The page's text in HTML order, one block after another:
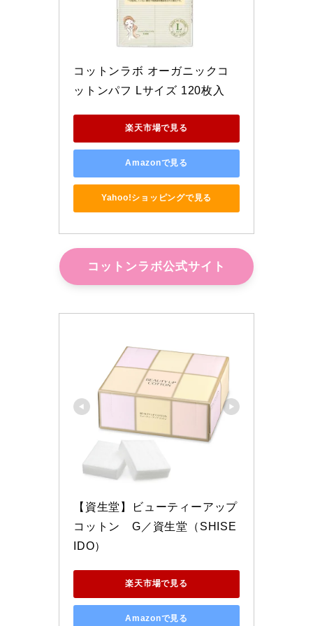
コットンラボ オーガニックコ
ットンパフ Lサイズ 120枚入
楽天市場で見る
Amazonで見る
Yahoo!ショッピングで見る
コットンラボ公式サイト
【資生堂】ビューティーアップ
コットン　G／資生堂（SHISE
IDO）
楽天市場で見る
Amazonで見る